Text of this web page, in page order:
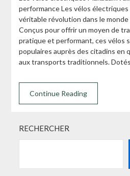
performance Les vélos
véritable révolution dans le
Conçus pour offrir un moyen de
pratique et performant, ces vélos
populaires auprès des citadins en
aux transports traditionnels.
Continue Reading
RECHERCHER